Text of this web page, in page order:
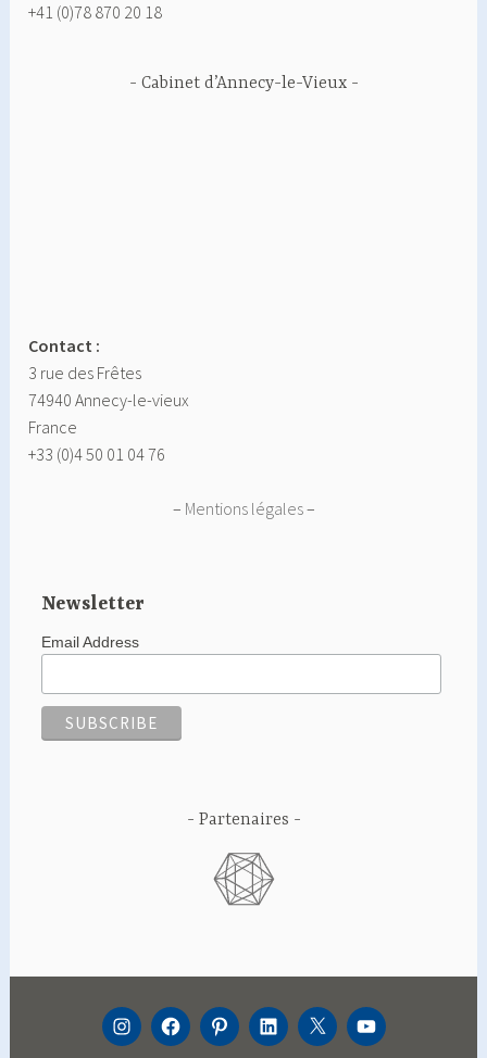
+41 (0)78 870 20 18
Cabinet d’Annecy-le-Vieux
Contact :
3 rue des Frêtes
74940 Annecy-le-vieux
France
+33 (0)4 50 01 04 76
– Mentions légales–
Newsletter
Email Address
Partenaires
INSTAGRAM
FACEBOOK
PINTEREST
LINKEDIN
TWITTERYOUTUBE